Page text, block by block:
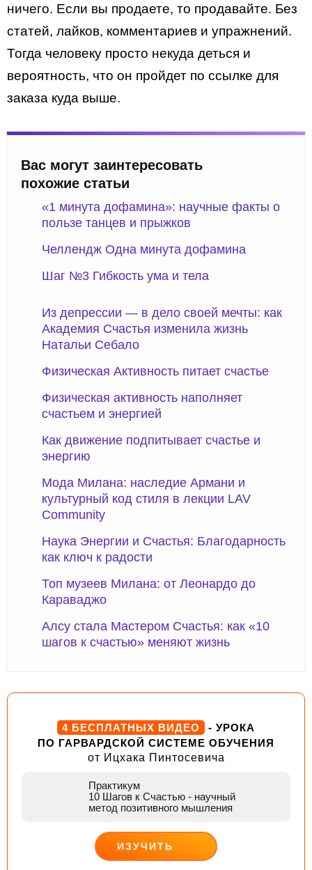
ничего. Если вы продаете, то продавайте. Без
статей, лайков, комментариев и упражнений.
Тогда человеку просто некуда деться и
вероятность, что он пройдет по ссылке для
заказа куда выше.
Вас могут заинтересовать
похожие статьи
«1 минута дофамина»: научные факты о
пользе танцев и прыжков
Челлендж Одна минута дофамина
Шаг №3 Гибкость ума и тела
Из депрессии — в дело своей мечты: как
Академия Счастья изменила жизнь
Натальи Себало
Физическая Активность питает счастье
Физическая активность наполняет
счастьем и энергией
Как движение подпитывает счастье и
энергию
Мода Милана: наследие Армани и
культурный код стиля в лекции LAV
Community
Наука Энергии и Счастья: Благодарность
как ключ к радости
Топ музеев Милана: от Леонардо до
Караваджо
Алсу стала Мастером Счастья: как «10
шагов к счастью» меняют жизнь
4 БЕСПЛАТНЫХ ВИДЕО
- УРОКА
ПО ГАРВАРДСКОЙ СИСТЕМЕ ОБУЧЕНИЯ
от Ицхака Пинтосевича
Практикум
10 Шагов к Счастью - научный
метод позитивного мышления
ИЗУЧИТЬ